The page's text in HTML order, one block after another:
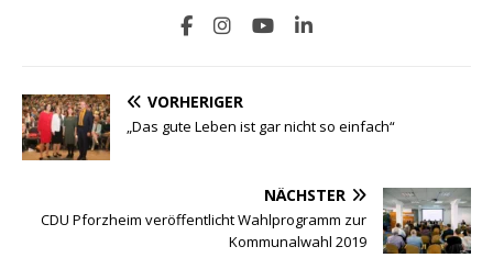
VORHERIGER
„Das gute Leben ist gar nicht so einfach“
NÄCHSTER
CDU Pforzheim veröffentlicht Wahlprogramm zur
Kommunalwahl 2019